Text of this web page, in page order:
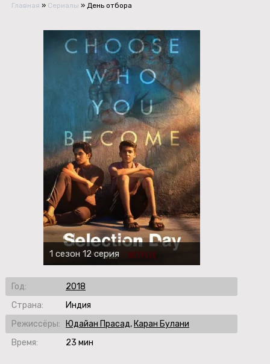
Главная » Сериалы » День отбора
1 сезон 12 серия
Год:
2018
Страна:
Индия
Режиссёры:
Юдайан Прасад, Каран Булани
Время:
23 мин